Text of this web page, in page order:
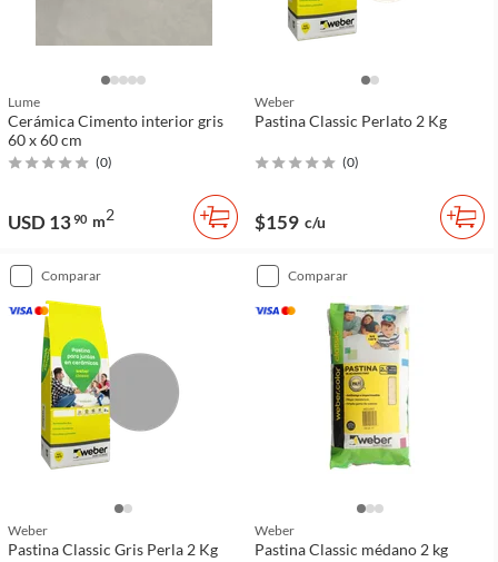
Lume
Cerámica Cimento interior gris
60 x 60 cm
(0)
USD 1390 m2
Weber
Pastina Classic Perlato 2 Kg
(0)
$159 c/u
comparar
Weber
Pastina Classic Gris Perla 2 Kg
comparar
Weber
Pastina Classic médano 2 kg